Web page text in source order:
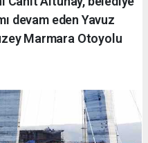
devam eden Yavuz
Marmara Otoyolu